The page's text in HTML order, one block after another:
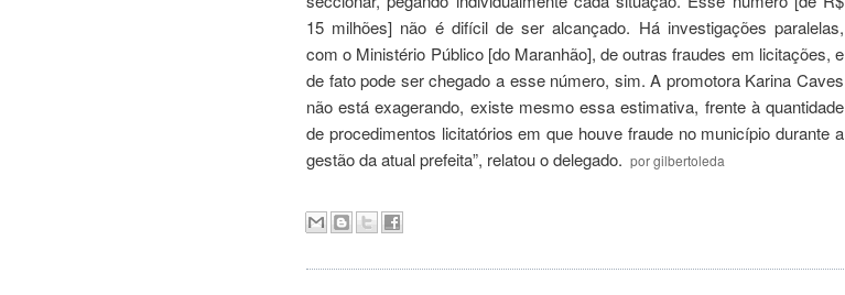
15 milhões] não é difícil de ser alcançado. Há investigações paralelas,
com o Ministério Público [do Maranhão], de outras fraudes em licitações, e
de fato pode ser chegado a esse número, sim. A promotora Karina Caves
não está exagerando, existe mesmo essa estimativa, frente à quantidade
de procedimentos licitatórios em que houve fraude no município durante a
gestão da atual prefeita”, relatou o delegado. porgilbertoleda